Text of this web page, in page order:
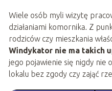
Wiele osób myli wizytę
działaniami komornika. Z
rodziców czy mieszkania
Windykator nie ma takich
jego pojawienie się nigdy nie
lokalu bez zgody czy zająć